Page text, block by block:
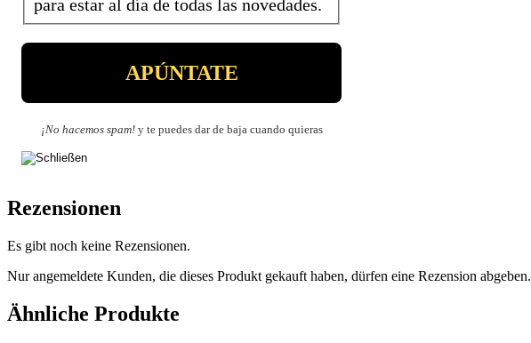
para estar al día de todas las novedades.
¡No hacemos spam!y te puedes dar de baja cuando quieras
Rezensionen
Es gibt noch keine Rezensionen.
Nur angemeldete Kunden, die dieses Produkt gekauft haben, dürfen eine Rezension abgeben.
Ähnliche Produkte